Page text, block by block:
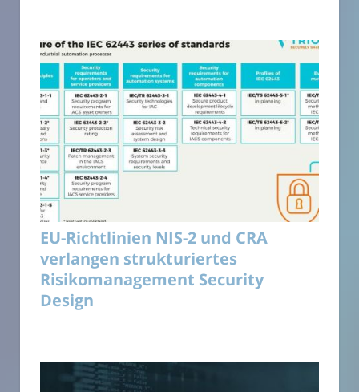
EU-Richtlinien NIS-2 und CRA
verlangen strukturiertes
Risikomanagement Security
Design